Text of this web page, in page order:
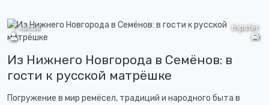
tripster
7 часов
Из Нижнего Новгорода в Семёнов: в
гости к русской матрёшке
Погружение в мир ремёсел, традиций и народного быта в